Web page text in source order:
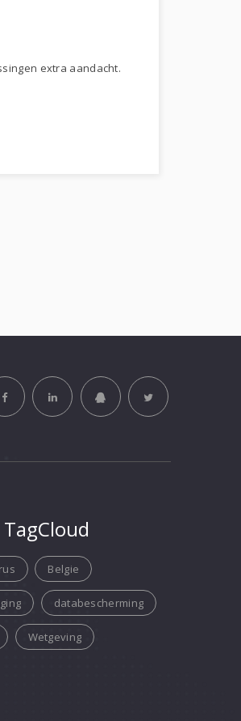
extra aandacht.
Belgie
databescherming
Wetgeving